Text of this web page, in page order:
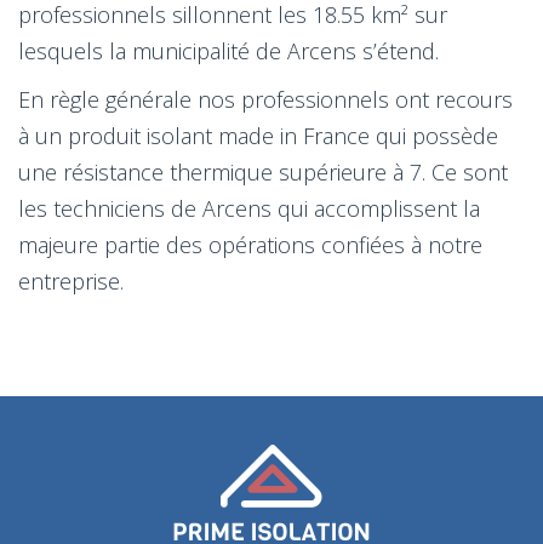
professionnels sillonnent les 18.55 km² sur
lesquels la municipalité de Arcens s’étend.
En règle générale nos professionnels ont recours
à un produit isolant made in France qui possède
une résistance thermique supérieure à 7. Ce sont
les techniciens de Arcens qui accomplissent la
majeure partie des opérations confiées à notre
entreprise.